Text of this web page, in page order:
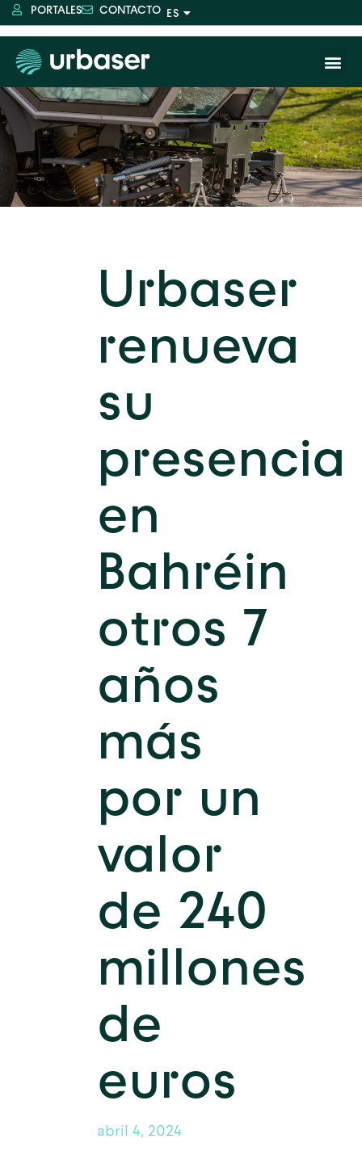
PORTALES CONTACTO
Urbaser
renueva
su
presencia
en
Bahréin
otros 7
años
más
por un
valor
de 240
millones
de
euros
abril 4, 2024